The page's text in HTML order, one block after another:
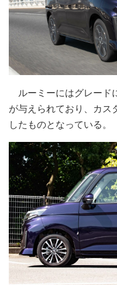
ルーミーにはグレード
が与えられており、カス
したものとなっている。